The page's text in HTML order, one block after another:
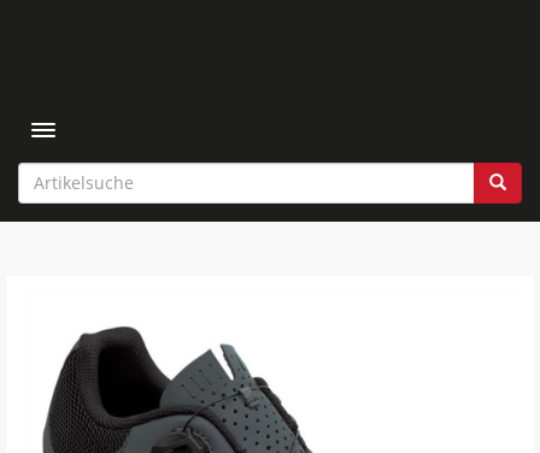
Toggle navigation